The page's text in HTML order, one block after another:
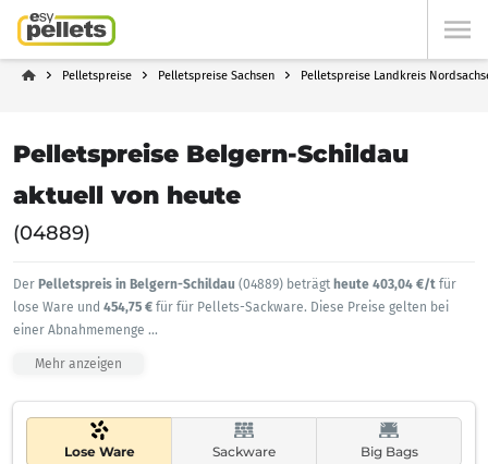
Pelletspreise Pelletspreise Sachsen Pelletspreise Landkreis
Pelletspreise Belgern-Schildau
aktuell von heute
(04889)
Der Pelletspreis in Belgern-Schildau (04889) beträgt heute 403,04 €/t für
lose Ware und 454,75 € für für Pellets-Sackware. Diese Preise gelten bei
einer Abnahmemenge ...
Mehr anzeigen
Lose Ware Sackware Big Bags